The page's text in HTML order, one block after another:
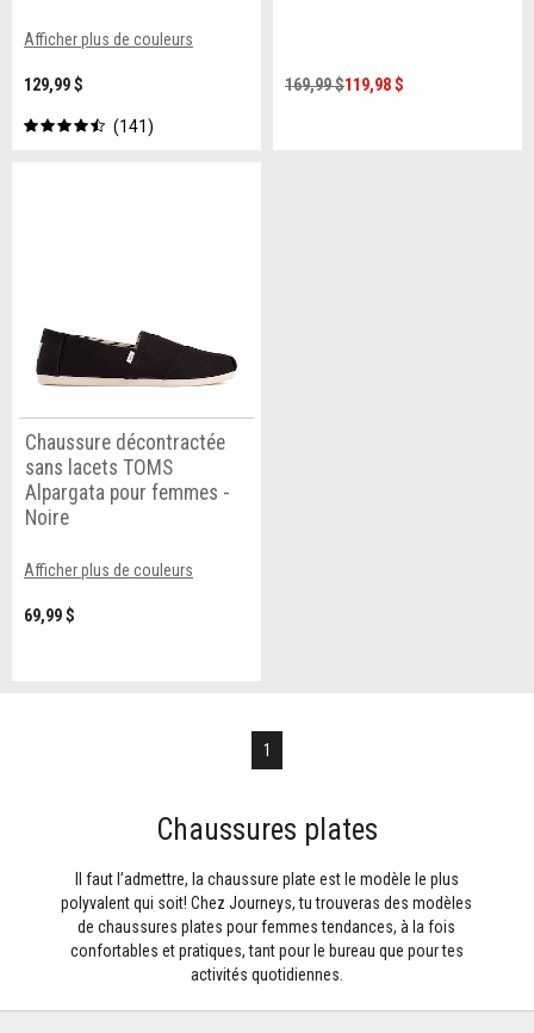
Afficher plus de couleurs
129,99 $
141
169,99 $119,98 $
Chaussure décontractée
sans lacets TOMS
Alpargata pour femmes -
Noire
Afficher plus de couleurs
69,99 $
1
Chaussures plates
Il faut l’admettre, la chaussure plate est le modèle le plus
polyvalent qui soit! Chez Journeys, tu trouveras des modèles
de chaussures plates pour femmes tendances, à la fois
confortables et pratiques, tant pour le bureau que pour tes
activités quotidiennes.